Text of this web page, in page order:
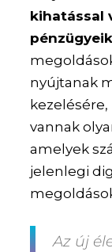
kihatással
nyújtanak
vannak
amelyek
jelenlegi
Az új